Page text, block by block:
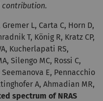
contribution.
L, Carta C, Horn D,
T, König R, Kratz CP,
Kucherlapati RS,
Silengo MC, Rossi C,
E, Pennacchio
A, Ahmadian MR,
spectrum of NRAS